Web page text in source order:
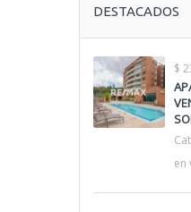
DESTACADOS
$
en